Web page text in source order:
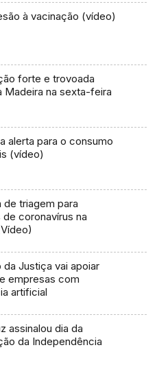
à vacinação (vídeo)
forte e trovoada
Madeira na sexta-feira
alerta para o consumo
(vídeo)
de triagem para
coronavírus na
da Justiça vai apoiar
empresas com
artificial
assinalou dia da
da Independência